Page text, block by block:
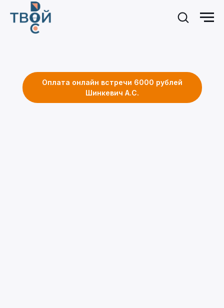
Оплата онлайн встречи 6000 рублей
Шинкевич А.С.